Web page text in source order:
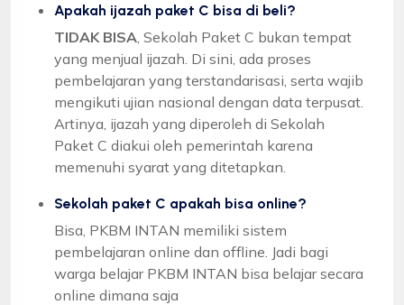
Apakah ijazah paket C bisa di beli?
TIDAK BISA , Sekolah Paket C bukan tempat
yang menjual ijazah. Di sini, ada proses
pembelajaran yang terstandarisasi, serta wajib
mengikuti ujian nasional dengan data terpusat.
Artinya, ijazah yang diperoleh di Sekolah
Paket C diakui oleh pemerintah karena
memenuhi syarat yang ditetapkan.
Sekolah paket C apakah bisa online?
Bisa, PKBM INTAN memiliki sistem
pembelajaran online dan offline. Jadi bagi
warga belajar PKBM INTAN bisa belajar secara
online dimana saja